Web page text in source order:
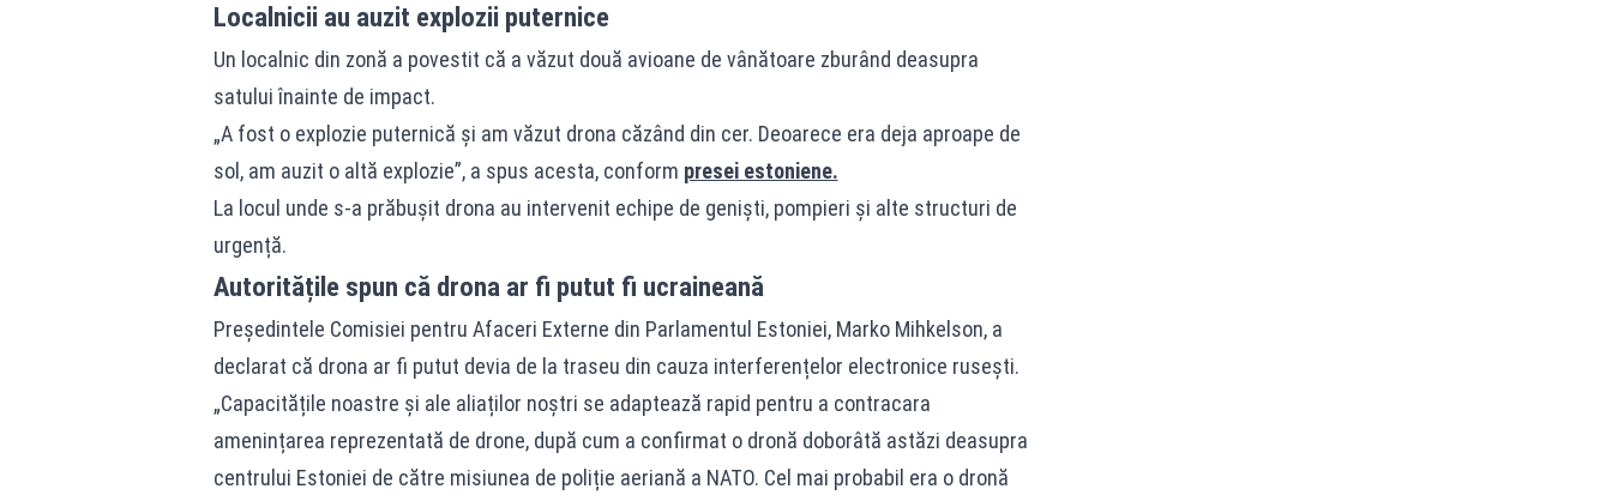
Localnicii au auzit explozii puternice
Un localnic din zonă a povestit că a văzut două avioane de vânătoare zburând deasupra
satului înainte de impact.
„A fost o explozie puternică și am văzut drona căzând din cer. Deoarece era deja aproape de
sol, am auzit o altă explozie”, a spus acesta, conform presei estoniene.
La locul unde s-a prăbușit drona au intervenit echipe de genişti, pompieri și alte structuri de
urgență.
Autoritățile spun că drona ar fi putut fi ucraineană
Președintele Comisiei pentru Afaceri Externe din Parlamentul Estoniei, Marko Mihkelson, a
declarat că drona ar fi putut devia de la traseu din cauza interferențelor electronice rusești.
„Capacitățile noastre și ale aliaților noștri se adaptează rapid pentru a contracara
amenințarea reprezentată de drone, după cum a confirmat o dronă doborâtă astăzi deasupra
centrului Estoniei de către misiunea de poliție aeriană a NATO. Cel mai probabil era o dronă